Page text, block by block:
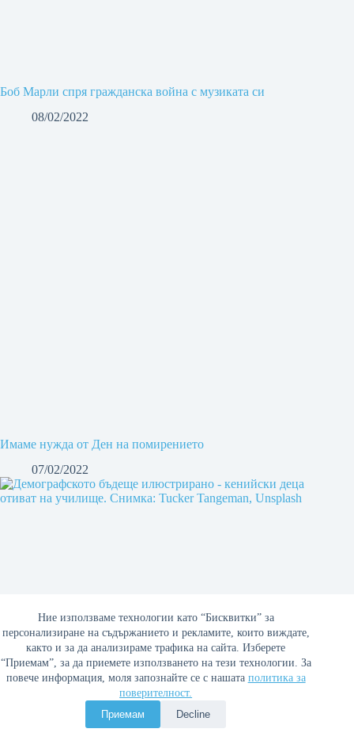
Ние използваме технологии като “Бисквитки” за
персонализиране на съдържанието и рекламите, които виждате,
както и за да анализираме трафика на сайта. Изберете
“Приемам”, за да приемете използването на тези технологии. За
повече информация, моля запознайте се с нашата политика за
поверителност.
Приемам
Decline
Боб Марли спря гражданска война с музиката си
08/02/2022
Имаме нужда от Ден на помирението
07/02/2022